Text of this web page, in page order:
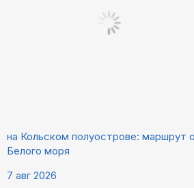
на Кольском полуострове: маршрут
Белого моря
7 авг 2026